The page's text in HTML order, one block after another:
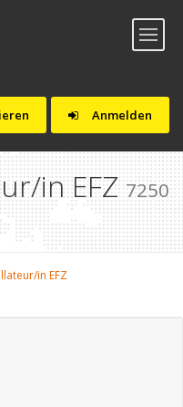
Anmelden
Toggle
in EFZ7250
in EFZ